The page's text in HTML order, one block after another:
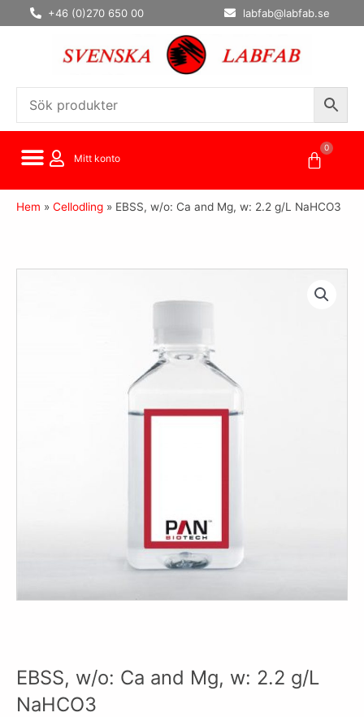
Hoppa
till
+46 (0)270 650 00 labfab@labfab.se
Mitt konto
0
Hem » Cellodling » EBSS, w/o: Ca and Mg, w: 2.2 g/L NaHCO3
EBSS, w/o: Ca and Mg, w: 2.2 g/L
NaHCO3